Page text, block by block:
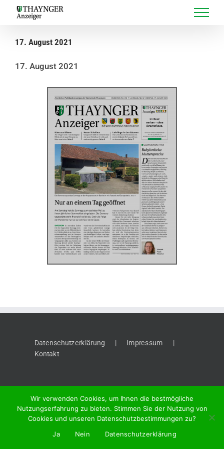
17. August 2021
17. August 2021
Datenschutzerklärung
Impressum
Kontakt
2026 "Thaynger Anzeiger", Meier + Cie AG, Vordergasse 58, 8201
Schaffhausen
Wir verwenden Cookies, um Ihnen die bestmögliche
Nutzungserfahrung zu bieten. Stimmen Sie der Nutzung von
Cookies und unseren Datenschutzbestimmungen zu?
Ja
Nein Datenschutzerklärung